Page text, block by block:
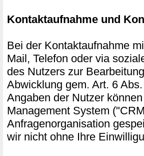
Kontaktaufnahme und
Bei der Kontaktaufnahme
Mail, Telefon oder via
des Nutzers zur
Abwicklung gem. Art. 6
Angaben der Nutzer
Management System
Anfragenorganisation
wir nicht ohne Ihre